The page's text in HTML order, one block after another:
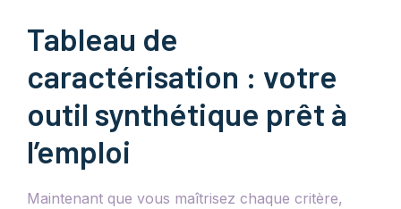
Tableau de
caractérisation : votre
outil synthétique prêt à
l’emploi
Maintenant que vous maîtrisez chaque critère,